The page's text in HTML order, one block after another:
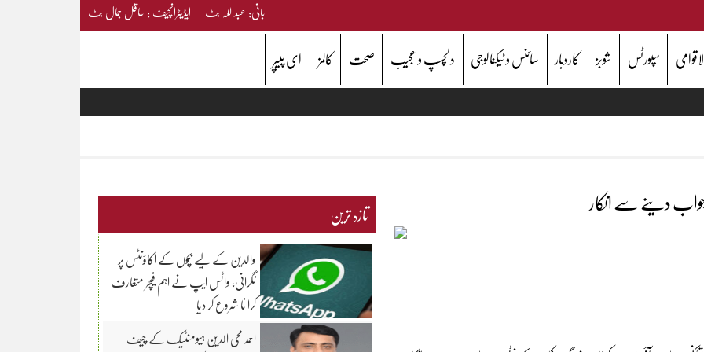
بانی: عبداللہ بٹ ایڈیٹرانچیف : عاقل جمال بٹ
سپورٹس شوبز کاروبار سائنس و ٹیکنالوجی دلچسپ و عجیب صحت کالمز ای پیپر
دینے سے انکار تازہ ترین
والدین کے لیے بچوں کے اکاؤنٹس پر
نگرانی، واٹس ایپ نے اہم فیچر متعارف
کرا نا شروع کر دیا
احمد محی الدین ہیومنٹیک کے چیف